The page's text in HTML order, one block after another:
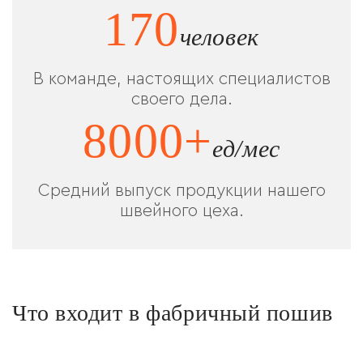
170человек
В команде, настоящих специалистов
своего дела.
8000+ед/мес
Средний выпуск продукции нашего
швейного цеха.
Что входит в фабричный пошив